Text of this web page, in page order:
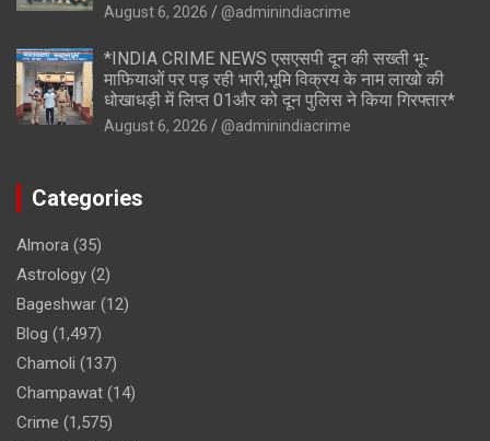
August 6, 2026 @adminindiacrime
*INDIA CRIME NEWS एसएसपी दून की सख्ती भू-
माफियाओं पर पड़ रही भारी,भूमि विक्रय के नाम लाखो की
धोखाधड़ी में लिप्त 01और को दून पुलिस ने किया गिरफ्तार*
August 6, 2026 @adminindiacrime
Categories
Almora (35)
Astrology (2)
Bageshwar (12)
Blog (1,497)
Chamoli (137)
Champawat (14)
Crime (1,575)